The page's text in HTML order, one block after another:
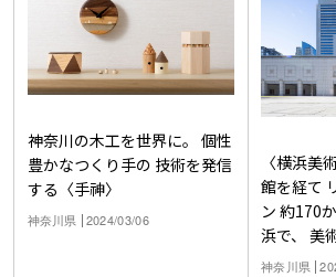
神奈川の木工を世界に。 個性
豊かなつくり手の 技術を発信
する〈手神〉
神奈川県 2024/03/06
〈横浜美
館を経て
ン 約170か国の人が暮らす横
浜で、 美
に“ひらか
神奈川県